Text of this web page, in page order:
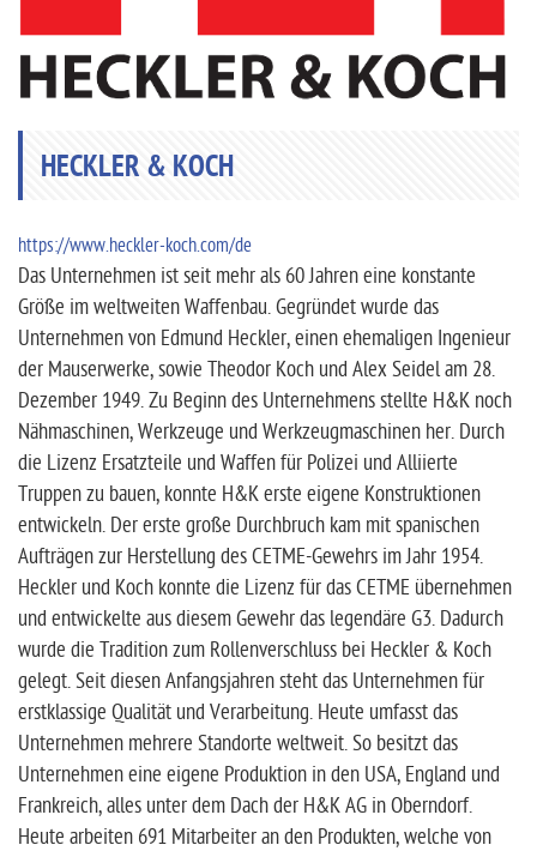
HECKLER & KOCH
https://www.heckler-koch.com/de
Das Unternehmen ist seit mehr als 60 Jahren eine konstante
Größe im weltweiten Waffenbau. Gegründet wurde das
Unternehmen von Edmund Heckler, einen ehemaligen Ingenieur
der Mauserwerke, sowie Theodor Koch und Alex Seidel am 28.
Dezember 1949. Zu Beginn des Unternehmens stellte H&K noch
Nähmaschinen, Werkzeuge und Werkzeugmaschinen her. Durch
die Lizenz Ersatzteile und Waffen für Polizei und Alliierte
Truppen zu bauen, konnte H&K erste eigene Konstruktionen
entwickeln. Der erste große Durchbruch kam mit spanischen
Aufträgen zur Herstellung des CETME-Gewehrs im Jahr 1954.
Heckler und Koch konnte die Lizenz für das CETME übernehmen
und entwickelte aus diesem Gewehr das legendäre G3. Dadurch
wurde die Tradition zum Rollenverschluss bei Heckler & Koch
gelegt. Seit diesen Anfangsjahren steht das Unternehmen für
erstklassige Qualität und Verarbeitung. Heute umfasst das
Unternehmen mehrere Standorte weltweit. So besitzt das
Unternehmen eine eigene Produktion in den USA, England und
Frankreich, alles unter dem Dach der H&K AG in Oberndorf.
Heute arbeiten 691 Mitarbeiter an den Produkten, welche von